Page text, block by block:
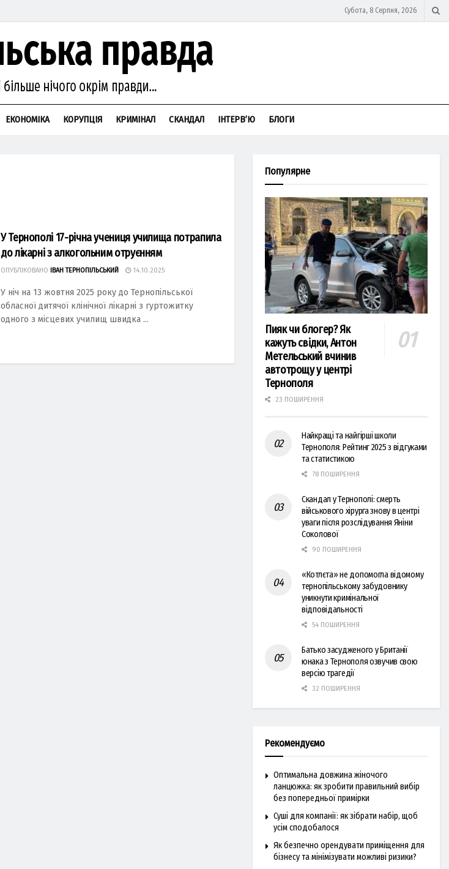
Субота, 8 Серпня, 2026
ЕКОНОМІКА КОРУПЦІЯ КРИМІНАЛ СКАНДАЛ ІНТЕРВ’Ю БЛОГИ
У Тернополі 17-річна учениця училища потрапила
до лікарні з алкогольним отруєнням
ОПУБЛІКОВАНО ІВАН ТЕРНОПІЛЬСЬКИЙ 14.10.2025
У ніч на 13 жовтня 2025 року до Тернопільської
обласної дитячої клінічної лікарні з гуртожитку
одного з місцевих училищ швидка ...
Популярне
Пияк чи блогер? Як
кажуть свідки, Антон
Метельський вчинив
автотрощу у центрі
Тернополя
23 ПОШИРЕННЯ
Найкращі та найгірші школи
Тернополя: Рейтинг 2025 з відгуками
та статистикою
78 ПОШИРЕННЯ
Скандал у Тернополі: смерть
військового хірурга знову в центрі
уваги після розслідування Яніни
Соколової
90 ПОШИРЕННЯ
«Котлєта» не допомогла відомому
тернопільському забудовнику
уникнути кримінальної
відповідальності
54 ПОШИРЕННЯ
Батько засудженого у Британії
юнака з Тернополя озвучив свою
версію трагедії
32 ПОШИРЕННЯ
Рекомендуємо
Оптимальна довжина жіночого
ланцюжка: як зробити правильний вибір
без попередньої примірки
Суші для компанії: як зібрати набір, щоб
усім сподобалося
Як безпечно орендувати приміщення для
бізнесу та мінімізувати можливі ризики?